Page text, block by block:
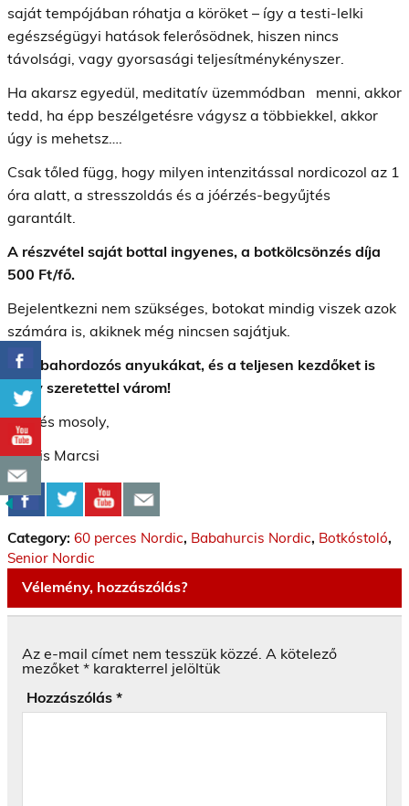
saját tempójában róhatja a köröket – így a testi-lelki
egészségügyi hatások felerősödnek, hiszen nincs
távolsági, vagy gyorsasági teljesítménykényszer.
Ha akarsz egyedül, meditatív üzemmódban menni, akkor
tedd, ha épp beszélgetésre vágysz a többiekkel, akkor
úgy is mehetsz….
Csak tőled függ, hogy milyen intenzitással nordicozol az 1
óra alatt, a stresszoldás és a jóérzés-begyűjtés
garantált.
A részvétel saját bottal ingyenes, a botkölcsönzés díja
500 Ft/fő.
Bejelentkezni nem szükséges, botokat mindig viszek azok
számára is, akiknek még nincsen sajátjuk.
A babahordozós anyukákat, és a teljesen kezdőket is
nagy szeretettel várom!
Üdv és mosoly,
Kocsis Marcsi
Category: 60 perces Nordic, Babahurcis Nordic, Botkóstoló,
Senior Nordic
Vélemény, hozzászólás?
Az e-mail címet nem tesszük közzé. A kötelező
mezőket * karakterrel jelöltük
Hozzászólás *